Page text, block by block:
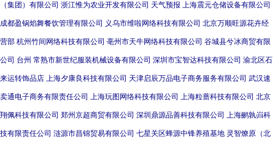
（集团）有限公司 浙江惟为农业开发有限公司 天气预报 上海震元仓储设备有限公司
成都盈锅焰舞餐饮管理有限公司 义乌市维啦网络科技有限公司 北京万顺旺源花卉经
营部 杭州竹间网络科技有限公司 亳州市天牛网络科技有限公司 谷城县兮冰商贸有限
公司 台州 常熟市新世纪服装机械设备有限公司 深圳市宝智达科技有限公司 渝北区石
来运转饰品店 上海夕康良科技有限公司 天津启辰万品电子商务服务有限公司 武汉速
卖通电子商务有限责任公司 上海玩图网络科技有限公司 上海粒蔷科技有限公司 北京
翔佩科技有限公司 郑州京超商贸有限公司 深圳鼎源品善科技有限公司 上海鹂孰岿科
技有限责任公司 涟源市昌锦贸易有限公司 七星关区蜂源中锋养殖基地 灵智燎原（北